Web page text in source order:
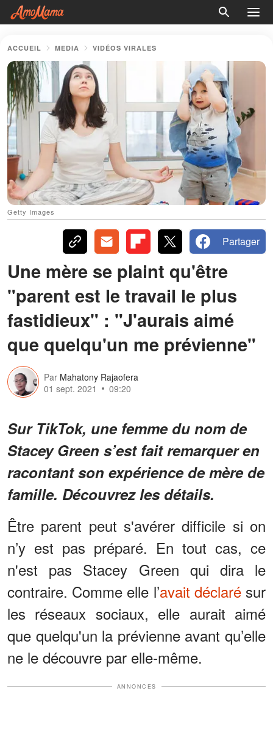
ACCUEIL MEDIA VIDÉOS VIRALES
Getty Images
Partager
Une mère se plaint qu'être
"parent est le travail le plus
fastidieux" : "J'aurais aimé
que quelqu'un me prévienne"
Par Mahatony Rajaofera
01 sept. 2021
09:20
Sur TikTok, une femme du nom de
Stacey Green s’est fait remarquer en
racontant son expérience de mère de
famille. Découvrez les détails.
Être parent peut s'avérer difficile si on
n’y est pas préparé. En tout cas, ce
n'est pas Stacey Green qui dira le
contraire. Comme elle l’avait déclarésur
les réseaux sociaux, elle aurait aimé
que quelqu'un la prévienne avant qu’elle
ne le découvre par elle-même.
ANNONCES